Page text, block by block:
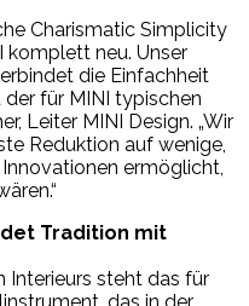
Charismatic Simplicity
komplett neu. Unser
die Einfachheit
für MINI typischen
Leiter MINI Design. „Wir
Reduktion auf wenige,
ermöglicht,
Tradition mit
Interieurs steht das für
das in der